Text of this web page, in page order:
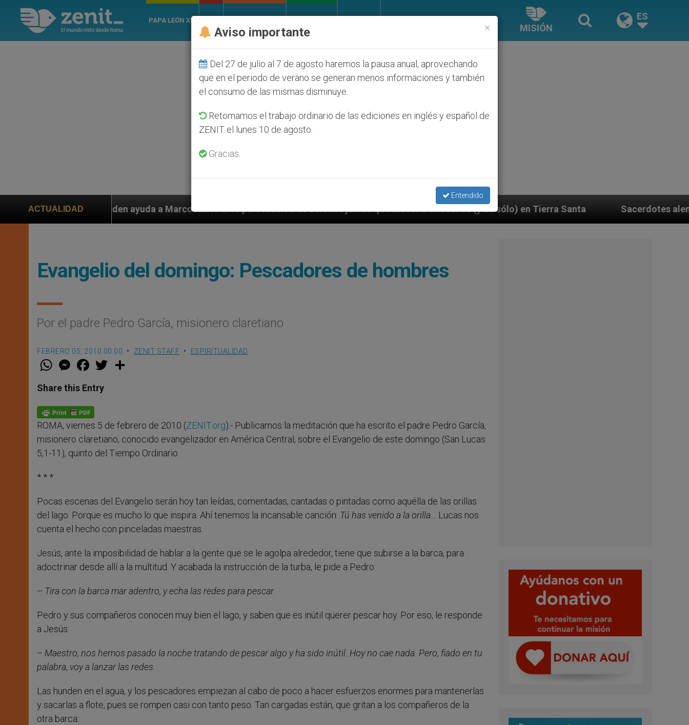
PAPA LEÓN XIV
MISIÓN
ES
ACTUALIDAD
piden ayuda a Marco Rubio ante persecución de colonos judíos que afecta a cristianos (y no sólo) en Tierra Santa Sacerdotes alemanes fieles al Papa
Evangelio del domingo: Pescadores de hombres
Por el padre Pedro García, misionero claretiano
FEBRERO 05, 2010 00:00 ZENIT STAFF ESPIRITUALIDAD
W
t
s
p
p
M
e
s
e
g
e
r
F
a
e
b
o
k
w
Share this Entry
ROMA, viernes 5 de febrero de 2010 (ZENIT.org).- Publicamos la meditación que ha escrito el padre Pedro García,
misionero claretiano, conocido evangelizador en América Central, sobre el Evangelio de este domingo (San Lucas
5,1-11), quinto del Tiempo Ordinario.
* * *
Pocas escenas del Evangelio serán hoy tan leídas, comentadas, cantadas o pintadas como aquélla de las orillas
del lago. Porque es mucho lo que inspira. Ahí tenemos la incansable canción: Tú has venido a la orilla… Lucas nos
cuenta el hecho con pinceladas maestras.
Jesús, ante la imposibilidad de hablar a la gente que se le agolpa alrededor, tiene que subirse a la barca, para
adoctrinar desde allí a la multitud. Y acabada la instrucción de la turba, le pide a Pedro:
– Tira con la barca mar adentro, y echa las redes para pescar.
Pedro y sus compañeros conocen muy bien el lago, y saben que es inútil querer pescar hoy. Por eso, le responde
a Jesús:
– Maestro, nos hemos pasado la noche tratando de pescar algo y ha sido inútil. Hoy no cae nada. Pero, fiado en tu
palabra, voy a lanzar las redes.
Las hunden en el agua, y los pescadores empiezan al cabo de poco a hacer esfuerzos enormes para mantenerlas
y sacarlas a flote, pues se rompen casi con tanto peso. Tan cargadas están, que gritan a los compañeros de la
otra barca:
×
Aviso importante
Del 27 de julio al 7 de agosto haremos la pausa anual, aprovechando
que en el periodo de verano se generan menos informaciones y también
el consumo de las mismas disminuye.
Retomamos el trabajo ordinario de las ediciones en inglés y español de
ZENIT el lunes 10 de agosto.
Gracias.
Entendido